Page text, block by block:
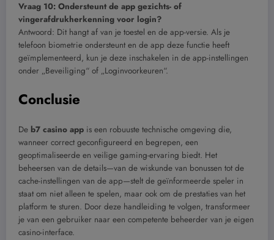
Vraag 10: Ondersteunt de app gezichts- of
vingerafdrukherkenning voor login?
Antwoord: Dit hangt af van je toestel en de app-versie. Als je
telefoon biometrie ondersteunt en de app deze functie heeft
geïmplementeerd, kun je deze inschakelen in de app-instellingen
onder „Beveiliging“ of „Loginvoorkeuren“.
Conclusie
De b7 casino app is een robuuste technische omgeving die,
wanneer correct geconfigureerd en begrepen, een
geoptimaliseerde en veilige gaming-ervaring biedt. Het
beheersen van de details—van de wiskunde van bonussen tot de
cache-instellingen van de app—stelt de geïnformeerde speler in
staat om niet alleen te spelen, maar ook om de prestaties van het
platform te sturen. Door deze handleiding te volgen, transformeer
je van een gebruiker naar een competente beheerder van je eigen
casino-interface.